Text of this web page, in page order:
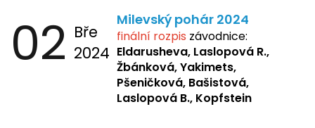
02 Bře
2024
Milevský pohár 2024
finální rozpis závodnice:
Eldarusheva, Laslopová R.,
Žbánková, Yakimets,
Pšeničková, Bašistová,
Laslopová B., Kopfstein